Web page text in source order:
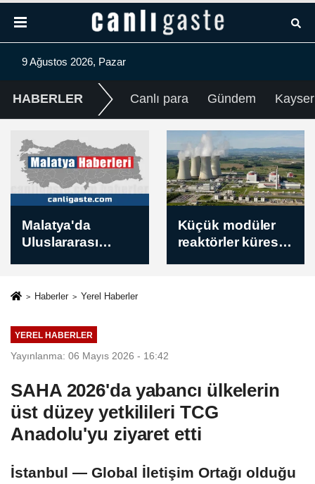
9 Ağustos 2026, Pazar
HABERLER Canlı para Gündem
Küçük modüler
reaktörler küresel
büyümenin 4'te
Haberler Yerel Haberler
YEREL HABERLER
Yayınlanma: 06 Mayıs 2026 - 16:42
SAHA 2026'da yabancı ülkelerin
üst düzey yetkilileri TCG
Anadolu'yu ziyaret etti
İstanbul — Global İletişim Ortağı olduğu